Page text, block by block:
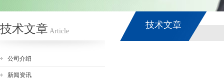
技术文章 Article
公司介绍
新闻资讯
技术文章